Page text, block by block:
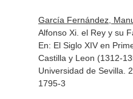
García Fernández,
Alfonso Xi. el Rey y su
En: El Siglo XIV en
Castilla y Leon (1312-
Universidad de Sevilla.
1795-3